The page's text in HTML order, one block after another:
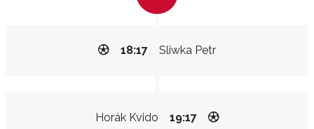
Sliwka Petr
18:17
Horák Kvido 19:17